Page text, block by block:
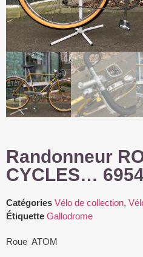
Randonneur
CYCLES…
Catégories Vélo de collection,
Étiquette Gallodrome
Roue ATOM